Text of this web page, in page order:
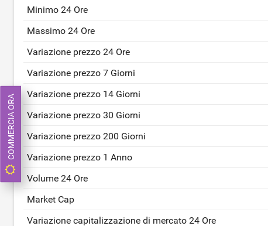
Minimo 24 Ore
Massimo 24 Ore
Variazione prezzo 24 Ore
Variazione prezzo 7 Giorni
Variazione prezzo 14 Giorni
Variazione prezzo 30 Giorni
Variazione prezzo 200 Giorni
Variazione prezzo 1 Anno
Volume 24 Ore
Market Cap
Variazione capitalizzazione di mercato 24 Ore
COMMERCIA ORA